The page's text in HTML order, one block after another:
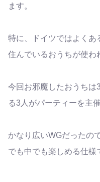
ます。
特に、ドイツではよくあ
住んでいるおうちが使わ
今回お邪魔したおうちは
る3人がパーティーを主
かなり広いWGだったの
でも中でも楽しめる仕様